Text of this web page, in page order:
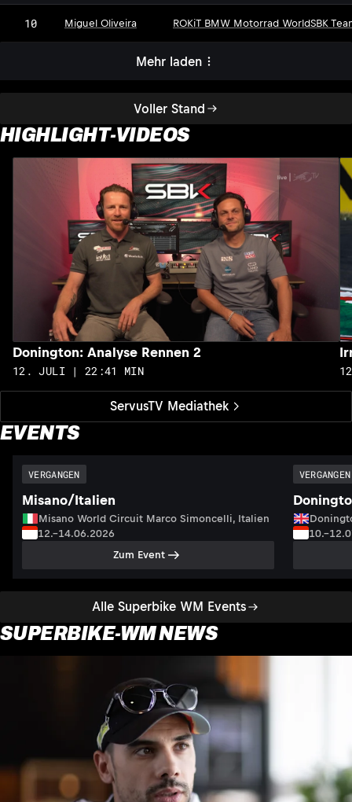
Voller Stand
10 Miguel Oliveira ROKiT BMW Motorrad WorldSBK
Mehr laden
HIGHLIGHT-VIDEOS
ServusTV Mediathek
Donington: Analyse Rennen 2
12. JULI | 22:41 MIN
EVENTS
Alle Superbike WM Events
VERGANGEN
Misano/Italien
Misano World Circuit Marco Simoncelli, Italien
12.–14.06.2026
Zum Event
VERGANGEN
SUPERBIKE-WM NEWS